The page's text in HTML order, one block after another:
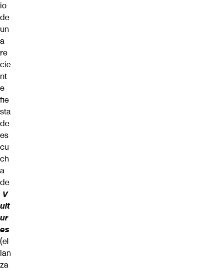
io
de
un
a
re
cie
nt
e
fie
sta
de
es
cu
ch
a
de
V
ult
ur
es
(el
lan
za